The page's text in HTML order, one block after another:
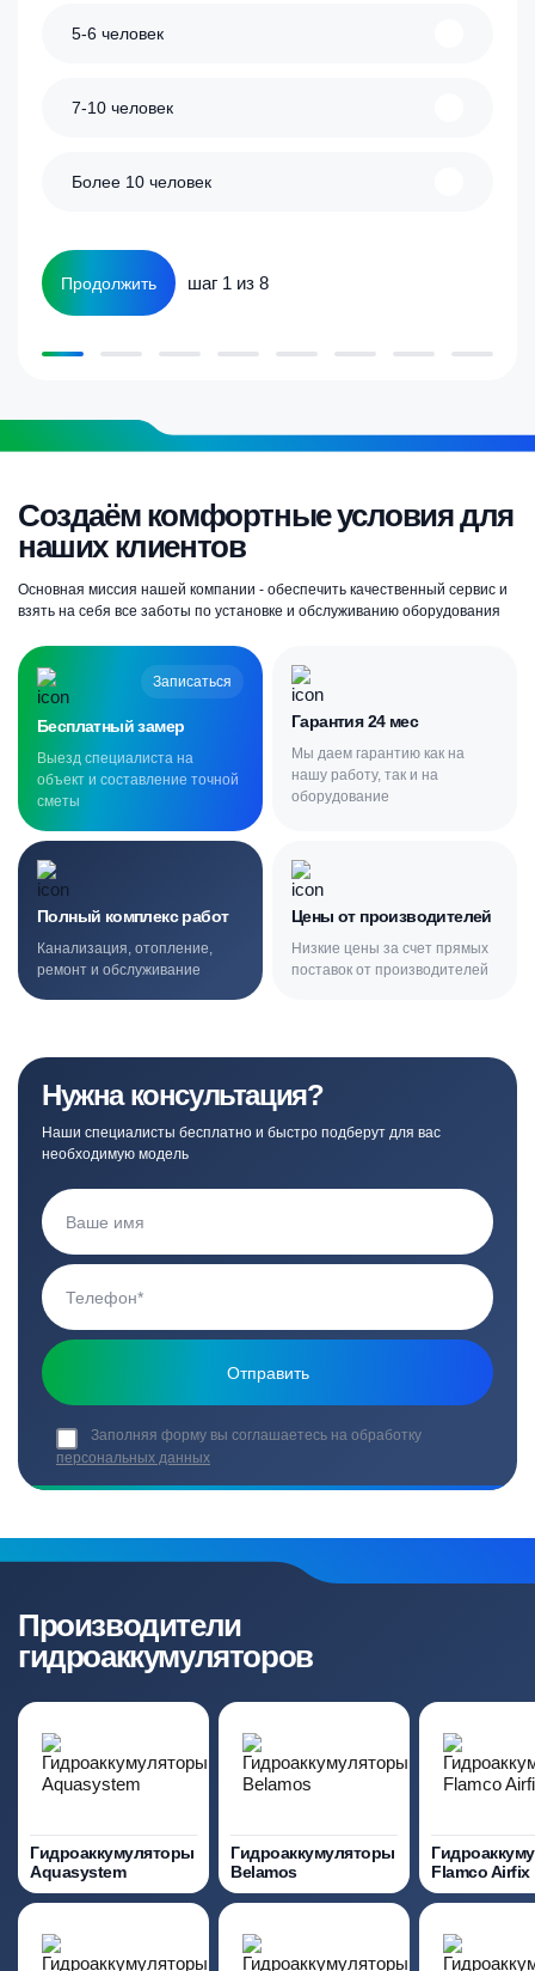
5-6 человек
7-10 человек
Более 10 человек
Продолжить шаг 1 из 8
Создаём комфортные условия для
наших клиентов
Основная миссия нашей компании - обеспечить качественный сервис и
взять на себя все заботы по установке и обслуживанию оборудования
Записаться
Бесплатный замер
Выезд специалиста на
объект и составление точной
сметы
Гарантия 24 мес
Мы даем гарантию как на
нашу работу, так и на
оборудование
Полный комплекс работ
Канализация, отопление,
ремонт и обслуживание
Цены от производителей
Низкие цены за счет прямых
поставок от производителей
Нужна консультация?
Наши специалисты бесплатно и быстро подберут для вас
необходимую модель
Заполняя форму вы соглашаетесь на обработку
персональных данных
Производители
гидроаккумуляторов
Гидроаккумуляторы
Aquasystem
Гидроаккумуляторы
Belamos
Flamco Airfix